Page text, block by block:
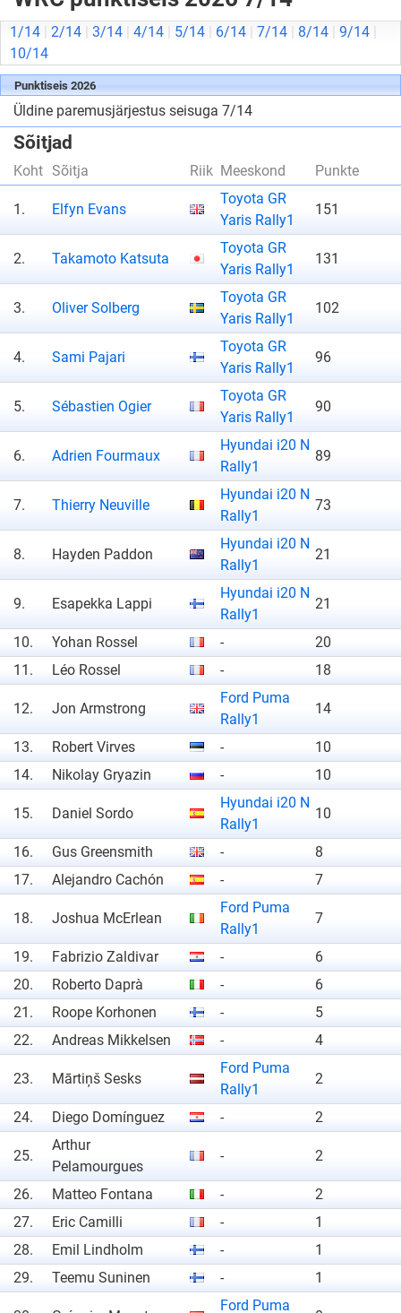
1/14 2/14 3/14 4/14 5/14 6/14 7/14 8/14 9/14
10/14
Punktiseis 2026
Üldine paremusjärjestus seisuga 7/14
Sõitjad
Koht Sõitja Riik Meeskond Punkte
1. Elfyn Evans
Toyota GR
Yaris Rally1
151
2. Takamoto Katsuta
Toyota GR
Yaris Rally1
131
3. Oliver Solberg
Toyota GR
Yaris Rally1
102
4. Sami Pajari
Toyota GR
Yaris Rally1
96
5. Sébastien Ogier
Toyota GR
Yaris Rally1
90
6. Adrien Fourmaux
Hyundai i20 N
Rally1
89
7. Thierry Neuville
Hyundai i20 N
Rally1
73
8. Hayden Paddon
Hyundai i20 N
Rally1
21
9. Esapekka Lappi
Hyundai i20 N
Rally1
21
10. Yohan Rossel -
20
11.
Léo Rossel - 18
12. Jon Armstrong
Ford Puma
Rally1
14
13. Robert Virves -
10
14.
Nikolay Gryazin - 10
15. Daniel Sordo
Hyundai i20 N
Rally1
10
16. Gus Greensmith -
8
17.
Alejandro Cachón - 7
18. Joshua McErlean
Ford Puma
Rally1
7
19. Fabrizio Zaldivar -
6
20.
Roberto Daprà -
6
21.
Roope Korhonen -
5
22.
Andreas Mikkelsen - 4
23. Mārtiņš Sesks
Ford Puma
Rally1
2
24. Diego Domínguez - 2
25.
Arthur
Pelamourgues
- 2
26. Matteo Fontana -
2
27.
Eric Camilli -
1
28.
Emil Lindholm -
1
29.
Teemu Suninen - 1
Ford Puma